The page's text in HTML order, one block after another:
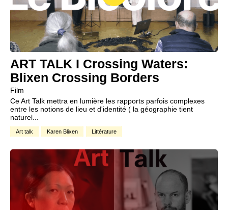
ART TALK I Crossing Waters:
Blixen Crossing Borders
Film
Ce Art Talk mettra en lumière les rapports parfois complexes
entre les notions de lieu et d'identité ( la géographie tient
naturel...
Art talk Karen Blixen Littérature